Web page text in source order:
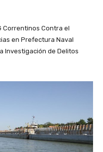
Correntinos Contra el
en Prefec­tura Naval
Investigación de Delitos